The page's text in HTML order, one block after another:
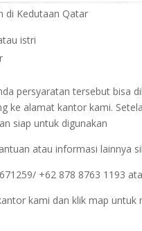
di Kedutaan Qatar
istri
persyaratan tersebut bisa
ke alamat kantor kami.
siap untuk digunakan
atau informasi lainnya
+62 878 8763 1193
kami dan klik map